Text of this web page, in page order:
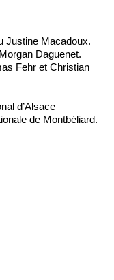
Justine Macadoux.
Daguenet.
Fehr et Christian
d’Alsace
de Montbéliard.